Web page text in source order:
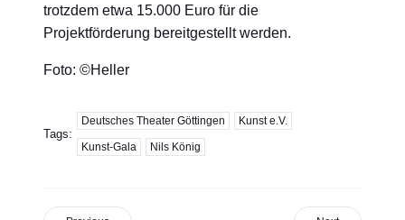
trotzdem etwa 15.000 Euro für die
Projektförderung bereitgestellt werden.
Foto: ©Heller
Tags:
Deutsches Theater Göttingen Kunst e.V.
Kunst-Gala Nils König